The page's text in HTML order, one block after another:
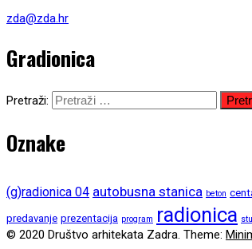
zda@zda.hr
Gradionica
Pretraži:
Oznake
(g)radionica 04 autobusna stanica beton
predavanje prezentacija program radionica
© 2020 Društvo arhitekata Zadra. Theme: